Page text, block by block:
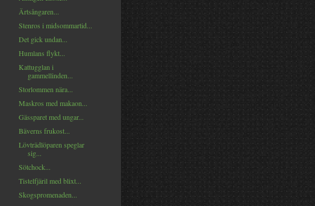
Ärtsångaren...
Stenros i midsommartid...
Det gick undan...
Humlans flykt...
Kattugglan i
gammellinden...
Storlommen nära...
Maskros med makaon...
Gässparet med ungar...
Bäverns frukost...
Lövträdlöparen speglar
sig...
Sötchock...
Tistelfjäril med blixt...
Skogspromenaden...